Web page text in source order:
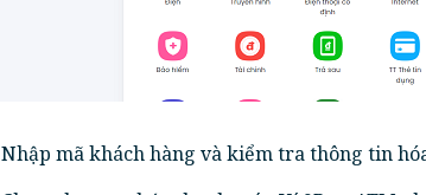
Nhập mã khách hàng và kiểm tra thông tin